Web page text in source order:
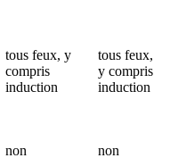
tous feux, y
compris
induction
tous feux,
y compris
induction
non non